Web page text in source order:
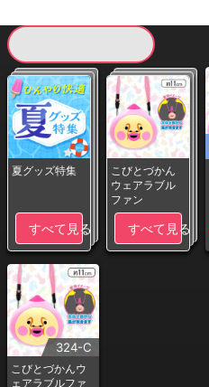
夏グッズ特集
すべて見る
こびとづかん
ウェアラブル
ファン
すべて見る
324-C
こびとづかんウ
ェアラブルファ